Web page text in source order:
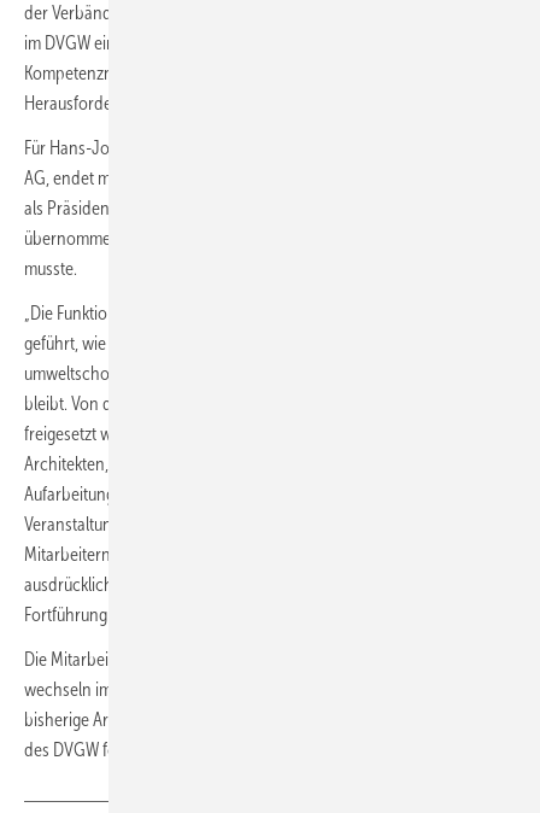
der Verbände. Wir freuen uns, dass das spezifische ASUE-Know-how
im DVGW eine valide Perspektive erhält und in das weit verzweigte
Kompetenznetzwerk des Vereins einfließt, das diesen
Herausforderungen erfolgreich begegnet.“
Für Hans-Joachim Polk, Vorstand Infrastruktur und Technik der VNG
AG, endet mit der Integration auch seine mehr als dreijährige Amtszeit
als Präsident der ASUE. Er hatte die Aufgabe am 24. Mai 2018
übernommen, nachdem Dr. Ludwig Möhring aus dem Amt scheiden
musste.
„Die Funktion als ASUE-Präsident hat mir immer wieder vor Augen
geführt, wie wichtig die Aufklärung über sparsame und
umweltschonende Technologien auf Gasbasis ist und bis auf Weiteres
bleibt. Von den Synergien, die durch die Integration in den DVGW
freigesetzt werden, profitieren Industrie, Fachunternehmen,
Architekten, Planer sowie Endanwender durch eine effektivere
Aufarbeitung der Themen und weiterhin professionelle
Veranstaltungsformate. Ich danke den Mitarbeiterinnen und
Mitarbeitern der ASUE unter der Leitung von Jürgen Kukuk
ausdrücklich für die erfolgreiche Arbeit und wünsche ihnen für die
Fortführung ihrer Aufgaben im DVGW alles Gute.“
Die Mitarbeiter und Mitarbeiterinnen der ASUE Geschäftsstelle
wechseln im Rahmen der Integration in den DVGW und setzen ihre
bisherige Arbeit nach einer fachlichen Anpassung an die Strukturen
des DVGW fort.